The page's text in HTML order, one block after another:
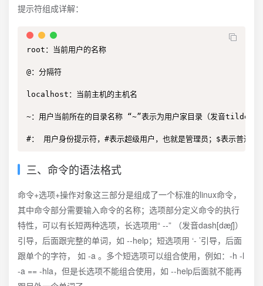
提示符组成详解：
root：当前用户的名称
@：分隔符
localhost：当前主机的主机名
~：用户当前所在的目录名称 “~”表示为用户家目录（发音
#： 用户身份提示符，#表示超级用户，也就是管理员；$表示
三、命令的语法格式
命令+选项+操作对象这三部分是组成了一个标准的linux命令，
其中命令部分需要输入命令的名称；选项部分定义命令的执行
特性，可以有长短两种选项，长选项用“ --” （发音dash[dæʃ]）
引导，后面跟完整的单词，如 --help；短选项用 ‘- ’引导，后面
跟单个的字符， 如 -a 。多个短选项可以组合使用，例如：-h -l
-a == -hla，但是长选项不能组合使用，如 --help后面就不能再